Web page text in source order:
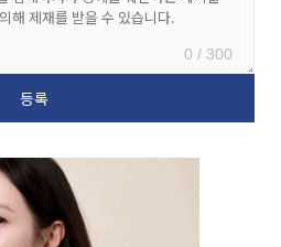
0 / 300